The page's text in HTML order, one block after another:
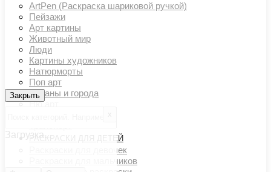
ArtPen (Раскраска шариковой ручкой)
Пейзажи
Арт картины
Животный мир
Люди
Картины художников
Натюрморты
Поп арт
Страны и города
Ню арт
РАСКРАСКИ ДЛЯ ДЕТЕЙ
Раскраски для девочек
Раскраски для мальчиков
Закрыть
Закрыть
Загрузка...